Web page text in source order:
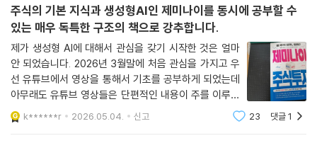
4. 그래서 얼마에 사고 팔까? 제미나이가 딱 정해주는 매매 타이밍
5. 주식 시장에도 단골 그림이 있다? 대중의 습관을 읽는 패턴 분석
6. 이거 뭔가 쎄한데? 차트 뒤에서 개미를 유혹하는 세력의 실체
7. 준비는 끝났다! 제미나이 차트 종합 보고서 받는 법
6장 제미나이로 투자 포트폴리오 완성하기: 내 투자 성향에 딱 맞는 제미
나이 활용법
투자 일지 기록까지 전 과정을 자동화하는 ‘6단계 오케스트레이션 시스
템’을 제안한다. 투자자는 전략을 설계하고 감독하는 역할에 집중하고, 실
행은 AI가 유기적으로 담당하는 이 시스템은 효율성 향상을 넘어 투자 방
식 자체를 바꾸는 구조적 혁신이다.
무엇보다 좋은 것은 어려운 코딩 없이 실행 가능한 노코드(no-code) 비
법이라는 점이다. 자연어로 AI와 대화하는 것만으로 주가 데이터 분석, 수
익률 시각화, 투자 시나리오 검증까지 수행할 수 있다. 더 나아가 딥리서치
주식의 기본 지식과 생성형AI인 제미나이를 동시에 공부할 수
있는 매우 독특한 구조의 책으로 강추합니다.
제가 생성형 AI에 대해서 관심을 갖기 시작한 것은 얼마
안 되었습니다. 2026년 3월말에 처음 관심을 가지고 우
선 유튜브에서 영상을 통해서 기초를 공부하게 되었는데
아무래도 유튜브 영상들은 단편적인 내용이 주를 이루어
서 책을 사서 체계적으로 공부를 해야겠다는 생각으로 한
꺼번에 여러가지 책을 주문하게 되었습니다. 1) 챗GPT
k******r 2026.05.04. 신고 23 댓글1